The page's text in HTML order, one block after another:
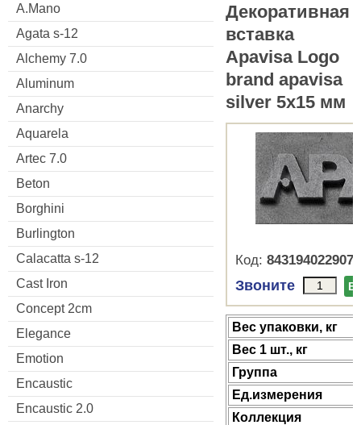
A.Mano
Agata s-12
Alchemy 7.0
Aluminum
Anarchy
Aquarela
Artec 7.0
Beton
Borghini
Burlington
Calacatta s-12
Cast Iron
Concept 2cm
Elegance
Emotion
Encaustic
Encaustic 2.0
Декоративная
вставка
Apavisa Logo
brand apavisa
silver 5x15 мм
Код: 8431940229077
Звоните В
Веc упаковки, кг
Вес 1 шт., кг
Группа
Ед.измерения
Коллекция